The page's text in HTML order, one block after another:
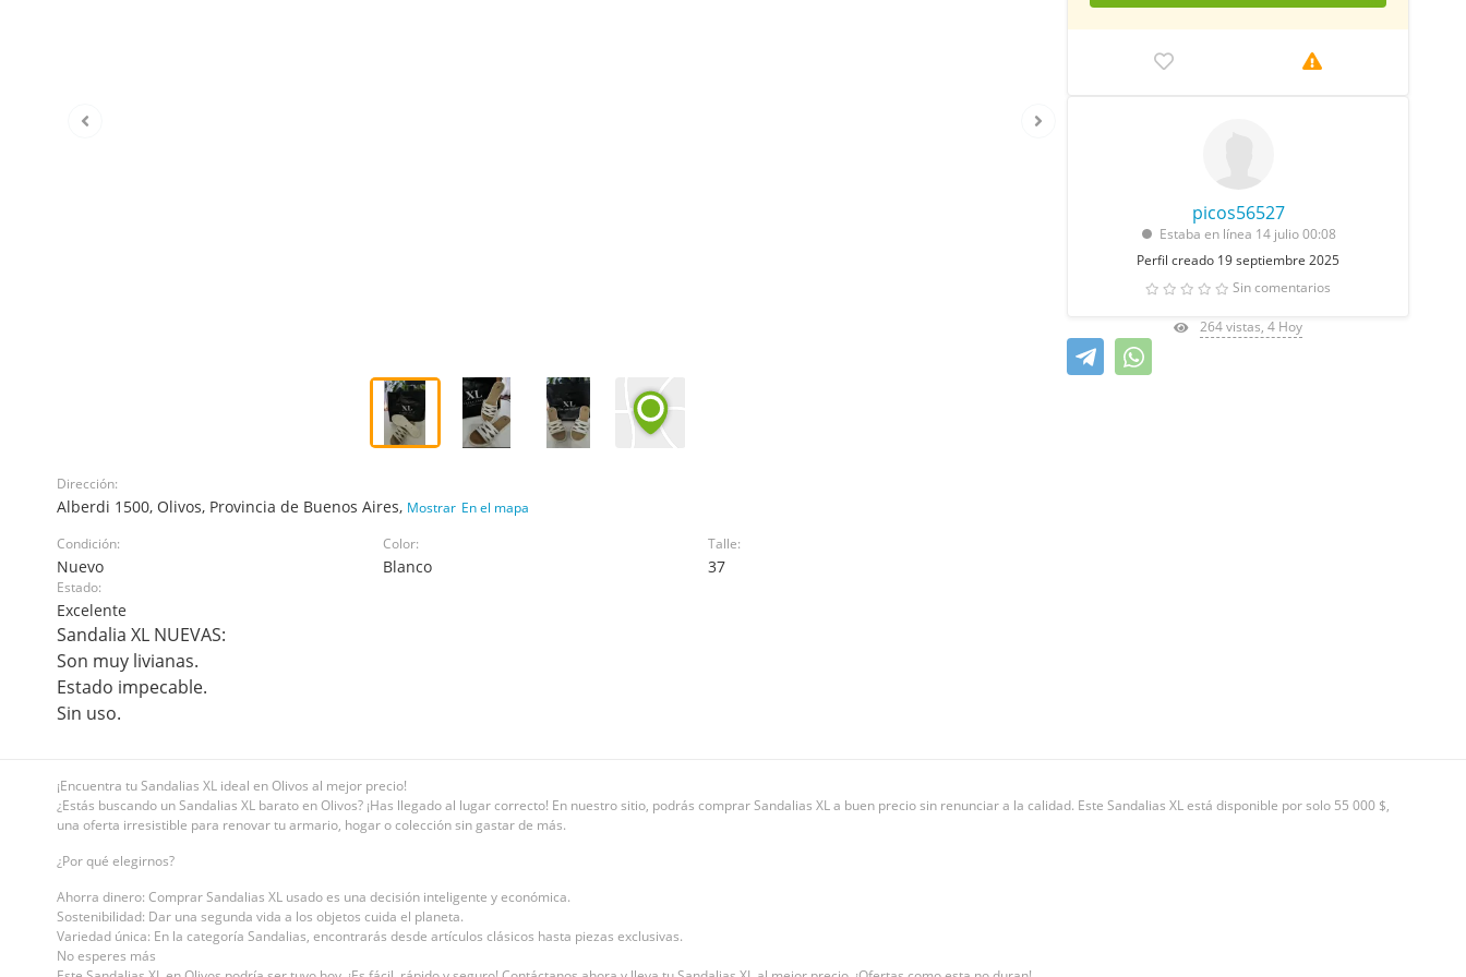
Dirección:
Alberdi 1500, Olivos, Provincia de Buenos Aires, Mostrar En el mapa
Condición:
Nuevo
Color:
Blanco
Talle:
37
Estado:
Excelente
Sandalia XL NUEVAS:
Son muy livianas.
Estado impecable.
Sin uso.
picos56527
Estaba en línea 14 julio 00:08
Perfil creado 19 septiembre 2025
Sin comentarios
264 vistas, 4 Hoy
¡Encuentra tu Sandalias XL ideal en Olivos al mejor precio!
¿Estás buscando un Sandalias XL barato en Olivos? ¡Has llegado al lugar correcto! En nuestro sitio, podrás comprar Sandalias XL a buen precio sin renunciar a la calidad. Este Sandalias XL está disponible por solo 55 000 $,
una oferta irresistible para renovar tu armario, hogar o colección sin gastar de más.
¿Por qué elegirnos?
Ahorra dinero: Comprar Sandalias XL usado es una decisión inteligente y económica.
Sostenibilidad: Dar una segunda vida a los objetos cuida el planeta.
Variedad única: En la categoría Sandalias, encontrarás desde artículos clásicos hasta piezas exclusivas.
No esperes más